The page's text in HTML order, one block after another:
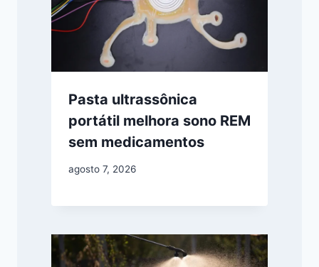
Pasta ultrassônica
portátil melhora sono REM
sem medicamentos
agosto 7, 2026